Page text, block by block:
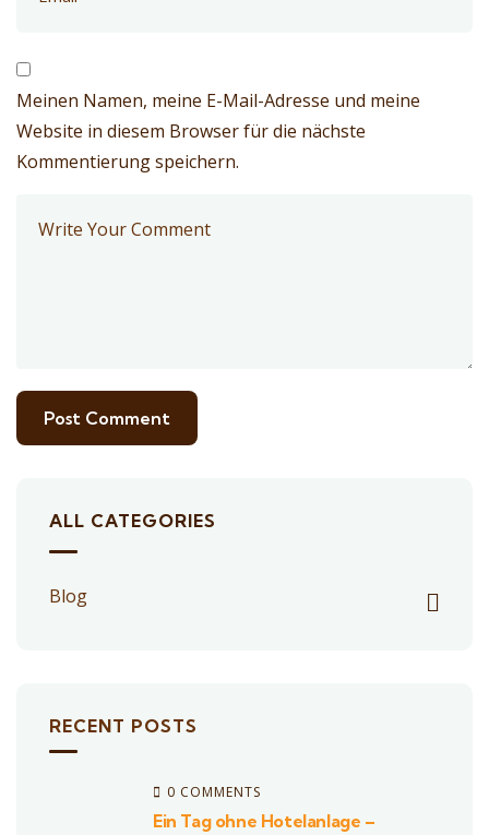
Meinen Namen, meine E-Mail-Adresse und meine
Website in diesem Browser für die nächste
Kommentierung speichern.
ALL CATEGORIES
Blog
RECENT POSTS
0 COMMENTS
Ein Tag ohne Hotelanlage –